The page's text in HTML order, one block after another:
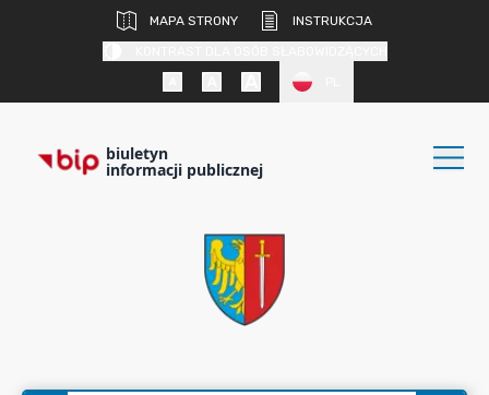
MAPA STRONY
INSTRUKCJA
biuletyn
informacji publicznej